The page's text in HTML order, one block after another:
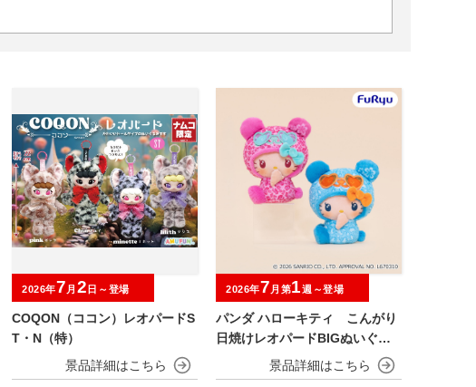
COQON（ココン）レオパードS
T・N（特）
2026年7 月 2 日～登場
パンダ ハローキティ こんがり
日焼けレオパードBIGぬいぐる
2026年7 月第1週～登場